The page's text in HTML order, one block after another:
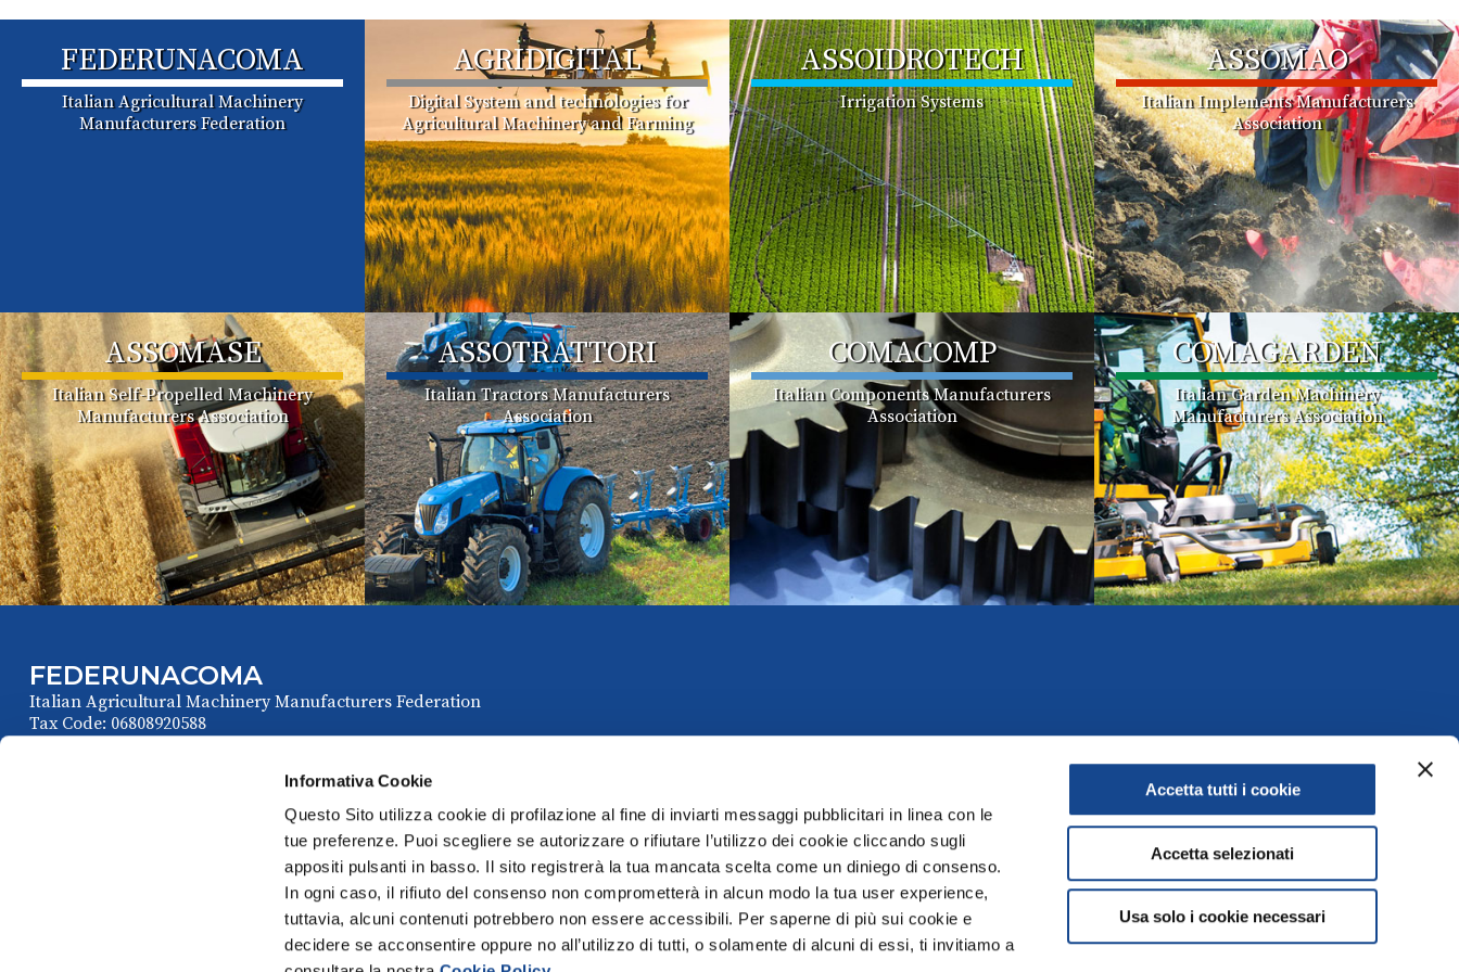
Informativa Cookie
Questo Sito utilizza cookie di profilazione al fine di inviarti messaggi pubblicitari in linea con le
tue preferenze. Puoi scegliere se autorizzare o rifiutare l’utilizzo dei cookie cliccando sugli
appositi pulsanti in basso. Il sito registrerà la tua mancata scelta come un diniego di consenso.
In ogni caso, il rifiuto del consenso non comprometterà in alcun modo la tua user experience,
tuttavia, alcuni contenuti potrebbero non essere accessibili. Per saperne di più sui cookie e
decidere se acconsentire oppure no all’utilizzo di tutti, o solamente di alcuni di essi, ti invitiamo a
Accetta tutti i cookie
Accetta selezionati
Usa solo i cookie necessari
FEDERUNACOMA
Italian Agricultural Machinery
Manufacturers Federation
AGRIDIGITAL
Digital System and technologies for
Agricultural Machinery and Farming
ASSOIDROTECH
Irrigation Systems
ASSOMAO
Italian Implements Manufacturers
Association
ASSOMASE
Italian Self-Propelled Machinery
Manufacturers Association
ASSOTRATTORI
Italian Tractors Manufacturers
Association
COMACOMP
Italian Components Manufacturers
Association
COMAGARDEN
Italian Garden Machinery
Manufacturers Association
FEDERUNACOMA
Italian Agricultural Machinery Manufacturers Federation
Tax Code: 06808920588
Phone +39 06 432981
Fax +39 06 4076370
E-mail
info@federunacoma.it
Offices